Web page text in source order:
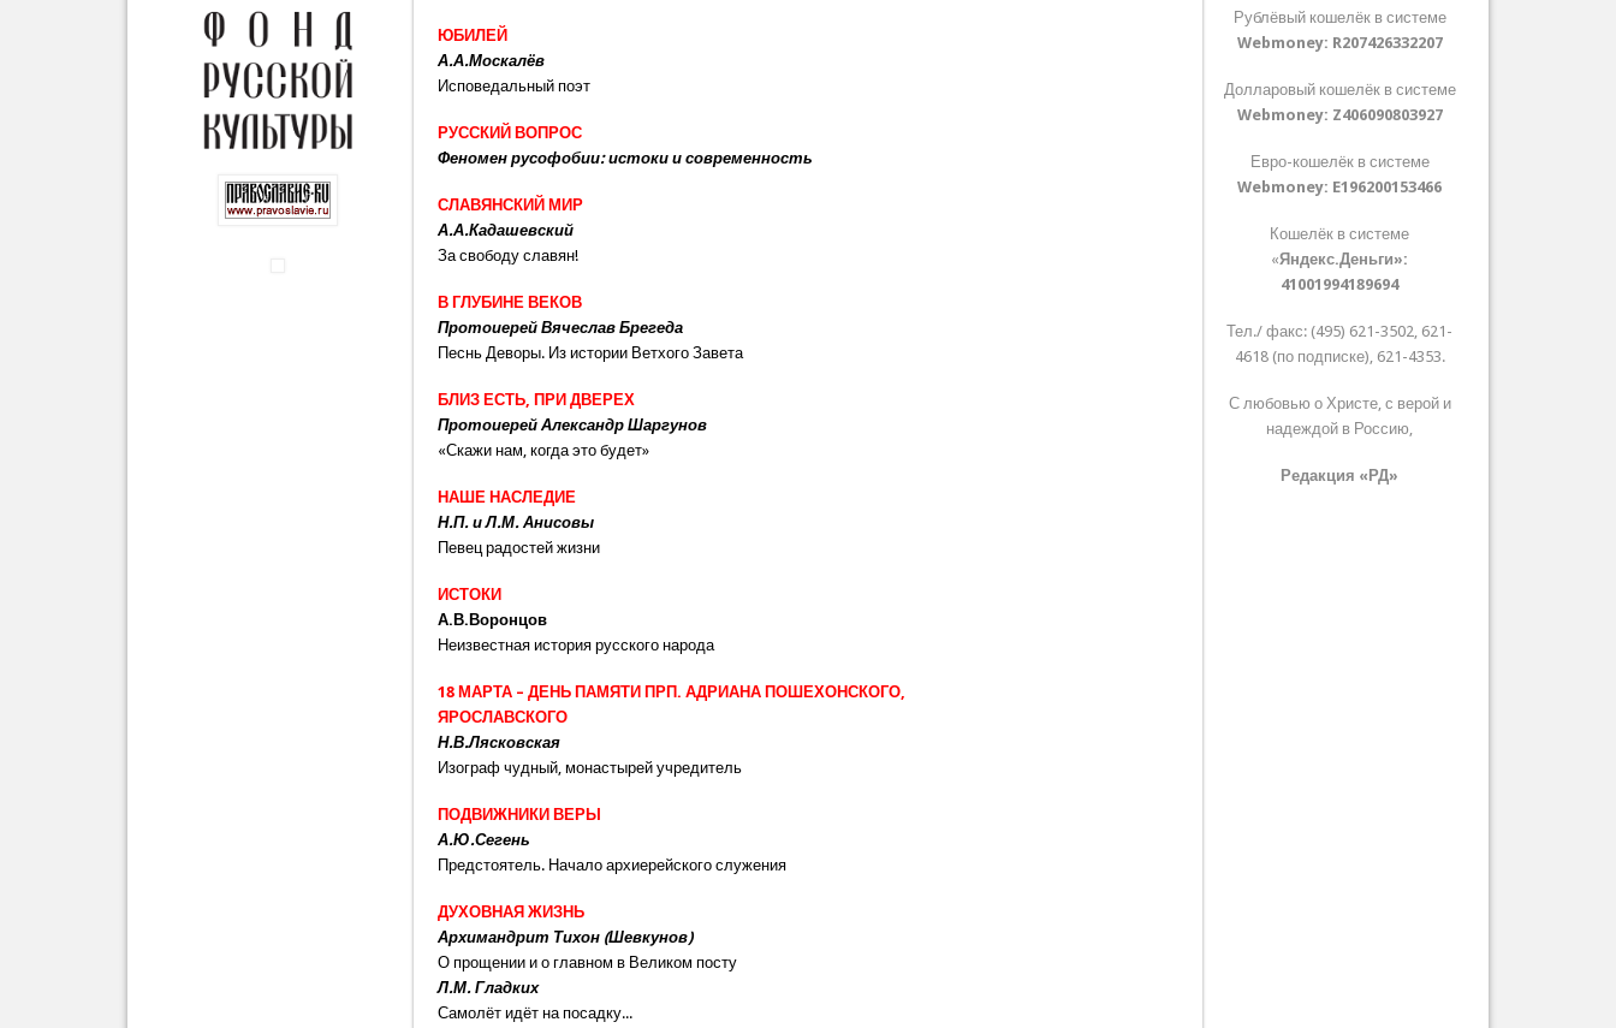
ЮБИЛЕЙ
А.А.Москалёв
Исповедальный поэт
РУССКИЙ ВОПРОС
Феномен русофобии: истоки и современность
СЛАВЯНСКИЙ МИР
А.А.Кадашевский
За свободу славян!
В ГЛУБИНЕ ВЕКОВ
Протоиерей Вячеслав Брегеда
Песнь Деворы. Из истории Ветхого Завета
БЛИЗ ЕСТЬ, ПРИ ДВЕРЕХ
Протоиерей Александр Шаргунов
«Скажи нам, когда это будет»
НАШЕ НАСЛЕДИЕ
Н.П. и Л.М. Анисовы
Певец радостей жизни
ИСТОКИ
А.В.Воронцов
Неизвестная история русского народа
18 МАРТА – ДЕНЬ ПАМЯТИ ПРП. АДРИАНА ПОШЕХОНСКОГО,
ЯРОСЛАВСКОГО
Н.В.Лясковская
Изограф чудный, монастырей учредитель
ПОДВИЖНИКИ ВЕРЫ
А.Ю.Сегень
Предстоятель. Начало архиерейского служения
ДУХОВНАЯ ЖИЗНЬ
Архимандрит Тихон (Шевкунов)
О прощении и о главном в Великом посту
Л.М. Гладких
Самолёт идёт на посадку...
Рублёвый кошелёк в системе
Webmoney: R207426332207
Долларовый кошелёк в системе
Webmoney: Z406090803927
Евро-кошелёк в системе
Webmoney: E196200153466
Кошелёк в системе
«Яндекс.Деньги»:
41001994189694
Тел./ факс: (495) 621-3502, 621-
4618 (по подписке), 621-4353.
С любовью о Христе, с верой и
надеждой в Россию,
Редакция «РД»